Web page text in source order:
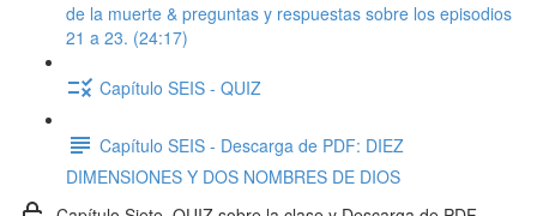
de la muerte & preguntas y respuestas sobre los episodios
21 a 23. (24:17)
Capítulo SEIS - QUIZ
Capítulo SEIS - Descarga de PDF: DIEZ
DIMENSIONES Y DOS NOMBRES DE DIOS